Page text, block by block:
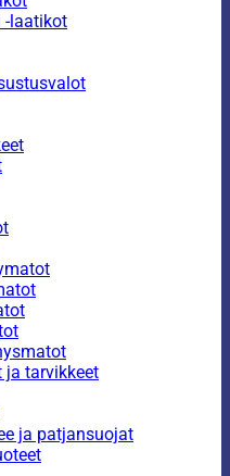
-laatikot
ja tarvikkeet
ja patjansuojat